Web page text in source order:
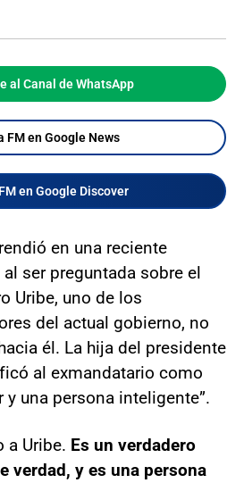
al Canal de WhatsApp
FM en Google News
en Google Discover
en una reciente
ser preguntada sobre el
Uribe, uno de los
del actual gobierno, no
él. La hija del presidente
al exmandatario como
y una persona inteligente”.
a Uribe. Es un verdadero
verdad, y es una persona